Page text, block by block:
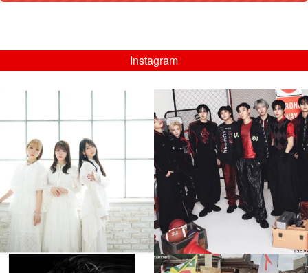
Instagram
...
8月 4
4 0
musicjapantv
💡08/05(水)23:00特番放送！
...
8月 4
4 0
musicjapantv musicjapantv